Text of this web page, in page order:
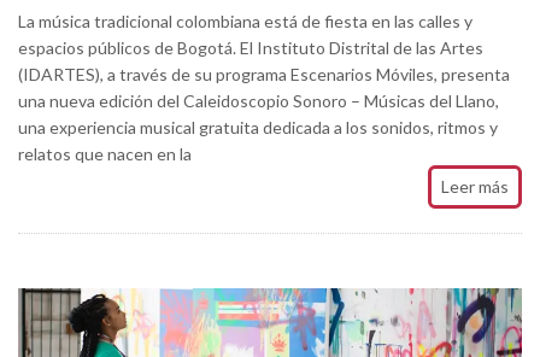
La música tradicional colombiana está de fiesta en las calles y
espacios públicos de Bogotá. El Instituto Distrital de las Artes
(IDARTES), a través de su programa Escenarios Móviles, presenta
una nueva edición del Caleidoscopio Sonoro – Músicas del Llano,
una experiencia musical gratuita dedicada a los sonidos, ritmos y
relatos que nacen en la
Leer más